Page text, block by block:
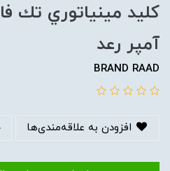
آمپر رعد
BRAND RAAD
افزودن به علاقه‌مندی‌ها